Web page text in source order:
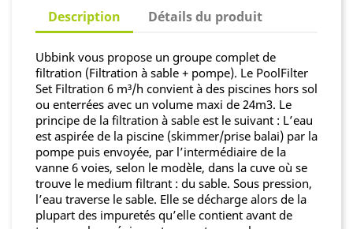
Description Détails du produit
Ubbink vous propose un groupe complet de
filtration (Filtration à sable + pompe). Le PoolFilter
Set Filtration 6 m³/h convient à des piscines hors sol
ou enterrées avec un volume maxi de 24m3. Le
principe de la filtration à sable est le suivant : L’eau
est aspirée de la piscine (skimmer/prise balai) par la
pompe puis envoyée, par l’intermédiaire de la
vanne 6 voies, selon le modèle, dans la cuve où se
trouve le medium filtrant : du sable. Sous pression,
l’eau traverse le sable. Elle se décharge alors de la
plupart des impuretés qu’elle contient avant de